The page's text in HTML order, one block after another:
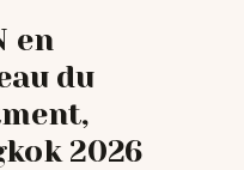
en
du
2026